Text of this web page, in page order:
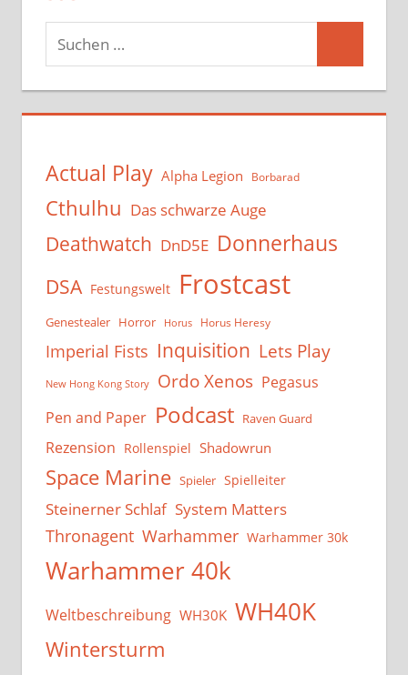
Suchen
nach:
Actual Play Alpha Legion Borbarad
Cthulhu Das schwarze Auge
Deathwatch DnD5E Donnerhaus
DSA Festungswelt Frostcast
Genestealer Horror Horus Horus Heresy
Imperial Fists Inquisition Lets Play
New Hong Kong Story Ordo Xenos Pegasus
Pen and Paper Podcast Raven Guard
Rezension Rollenspiel Shadowrun
Space Marine Spieler Spielleiter
Steinerner Schlaf System Matters
Thronagent Warhammer Warhammer 30k
Warhammer 40k
Weltbeschreibung WH30K WH40K
Wintersturm